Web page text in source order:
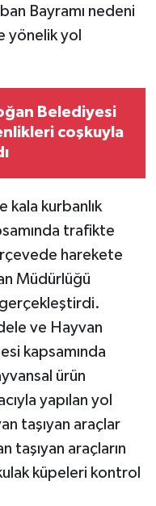
Bayramı nedeni
yönelik yol
Belediyesi
coşkuyla
kala kurbanlık
trafikte
harekete
Müdürlüğü
ve Hayvan
kapsamında
ürün
yapılan yol
taşıyan araçlar
taşıyan araçların
küpeleri kontrol